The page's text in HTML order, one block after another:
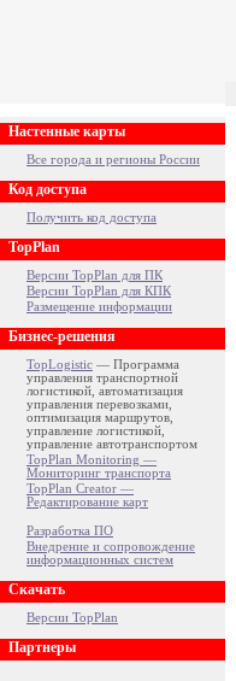
Настенные карты
Все города и регионы России
Код доступа
Получить код доступа
TopPlan
Версии TopPlan для ПК
Версии TopPlan для КПК
Размещение информации
Бизнес-решения
TopLogistic — Программа
управления транспортной
логистикой, автоматизация
управления перевозками,
оптимизация маршрутов,
управление логистикой,
управление автотранспортом
TopPlan Monitoring —
Мониторинг транспорта
TopPlan Creator —
Редактирование карт
Разработка ПО
Внедрение и сопровождение
информационных систем
Скачать
Версии TopPlan
Партнеры